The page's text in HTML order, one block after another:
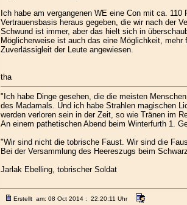
Ich habe am vergangenen WE eine Con mit ca.
Vertrauensbasis heraus gegeben, die wir nach der
Schwund ist immer, aber das hielt sich in
Möglicherweise ist auch das eine Möglichkeit,
Zuverlässigleit der Leute angewiesen.
tha
"Ich habe Dinge gesehen, die die meisten
des Madamals. Und ich habe Strahlen magischen
werden verloren sein in der Zeit, so wie Tränen im
An einem pathetischen Abend beim Winterfurth 1.
"Wir sind nicht die tobrische Faust. Wir sind die
Bei der Versammlung des Heereszugs beim
Jarlak Ebelling, tobrischer Soldat
Erstellt am: 08 Oct 2014 : 22:20:11 Uhr